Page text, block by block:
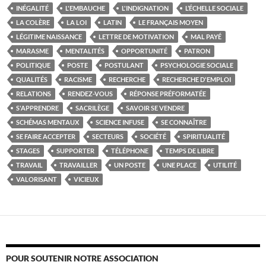
INÉGALITÉ L'EMBAUCHE L'INDIGNATION
L’ÉCHELLE SOCIALE
LA COLÈRE
LA LOI LATIN
LE FRANÇAIS MOYEN
LÉGITIME NAISSANCE
LETTRE DE MOTIVATION
MAL PAYÉ
MARASME
MENTALITÉS OPPORTUNITÉ
PATRON
POLITIQUE
POSTE POSTULANT
PSYCHOLOGIE SOCIALE
QUALITÉS
RACISME RECHERCHE
RECHERCHE D'EMPLOI
RELATIONS
RENDEZ-VOUS
RÉPONSE PRÉFORMATÉE
S'APPRENDRE
SACRILÈGE
SAVOIR SE VENDRE
SCHÉMAS MENTAUX
SCIENCE INFUSE
SE CONNAÎTRE
SE FAIRE ACCEPTER
SECTEURS SOCIÉTÉ
SPIRITUALITÉ
STAGES
SUPPORTER TÉLÉPHONE
TEMPS DE LIBRE
TRAVAIL
TRAVAILLER UN POSTE UNE PLACE
UTILITÉ
VALORISANT
VICIEUX
POUR SOUTENIR NOTRE ASSOCIATION